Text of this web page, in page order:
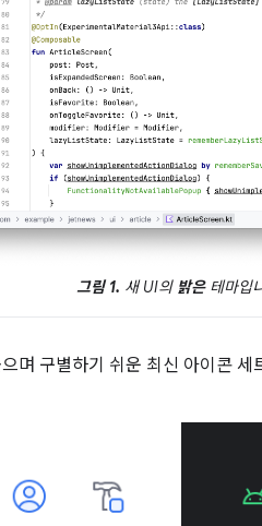
그림 1. 새 UI의 밝은테마입
며 구별하기 쉬운 최신 아이콘